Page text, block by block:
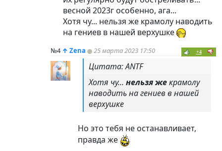
весной 2023г особенно, ага...
Хотя чу... нельзя же крамолу наводить
на гениев в нашей верхушке
№4 ↑ Zena 25 марта 2023 17:50 +4
Цитата: ANTF
Хотя чу... нельзя жекрамолу
наводить на гениев в нашей
верхушке
Но это тебя не останавливает,
правда же